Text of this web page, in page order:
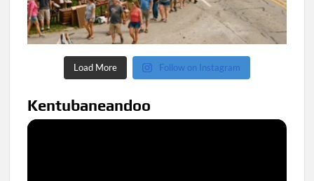
Load More Follow on Instagram
Kentubaneandoo